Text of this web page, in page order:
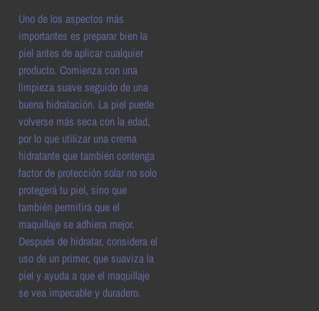
Uno de los aspectos más
importantes es preparar bien la
piel antes de aplicar cualquier
producto. Comienza con una
limpieza suave seguido de una
buena hidratación. La piel puede
volverse más seca con la edad,
por lo que utilizar una crema
hidratante que también contenga
factor de protección solar no solo
protegerá tu piel, sino que
también permitirá que el
maquillaje se adhiera mejor.
Después de hidratar, considera el
uso de un primer, que suaviza la
piel y ayuda a que el maquillaje
se vea impecable y duradero.